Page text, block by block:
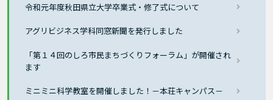
令和元年度秋田県立大学卒業式・修了式について
アグリビジネス学科同窓新聞を発行しました
「第１４回のしろ市民まちづくりフォーラム」が開催され
ます
ミニミニ科学教室を開催しました！－本荘キャンパス－